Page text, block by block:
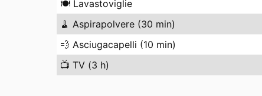
🍽️ Lavastoviglie
🧹 Aspirapolvere (30 min)
💨 Asciugacapelli (10 min)
📺 TV (3 h)